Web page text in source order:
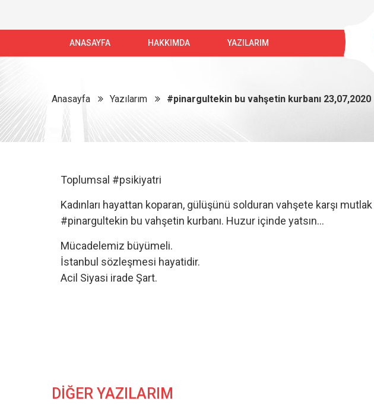
ANASAYFA HAKKIMDA YAZILARIM
Anasayfa Yazılarım #pinargultekin bu vahşetin kurbanı 23,07,2020
Toplumsal #psikiyatri
Kadınları hayattan koparan, gülüşünü solduran vahşete karşı mutlak
#pinargultekin bu vahşetin kurbanı. Huzur içinde yatsın...
Mücadelemiz büyümeli.
İstanbul sözleşmesi hayatidir.
Acil Siyasi irade Şart.
DİĞER YAZILARIM